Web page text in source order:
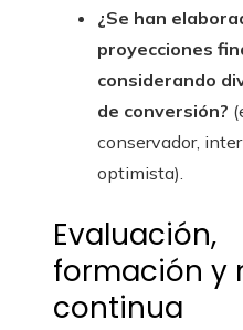
¿Se han
proyecciones
considerando
de conversión?
conservador,
optimista).
Evaluación,
formación y
continua